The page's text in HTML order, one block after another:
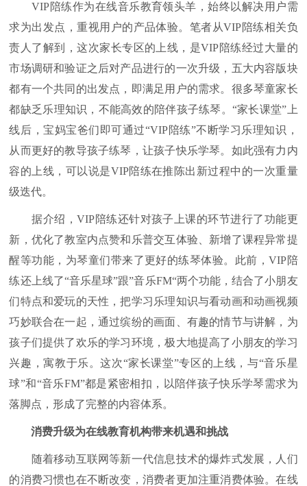
VIP陪练作为在线音乐教育领头羊，始终以解决用户需
求为出发点，重视用户的产品体验。笔者从VIP陪练相关负
责人了解到，这次家长专区的上线，是VIP陪练经过大量的
市场调研和验证之后对产品进行的一次升级，五大内容版块
都有一个共同的出发点，即满足用户的需求。很多琴童家长
都缺乏乐理知识，不能高效的陪伴孩子练琴。“家长课堂”上
线后，宝妈宝爸们即可通过“VIP陪练”不断学习乐理知识，
从而更好的教导孩子练琴，让孩子快乐学琴。如此强有力内
容的上线，可以说是VIP陪练在推陈出新过程中的一次重量
级迭代。
据介绍，VIP陪练还针对孩子上课的环节进行了功能更
新，优化了教室内点赞和乐普交互体验、新增了课程异常提
醒等功能，为琴童们带来了更好的练琴体验。此前，VIP陪
练还上线了“音乐星球”跟”音乐FM“两个功能，结合了小朋友
们特点和爱玩的天性，把学习乐理知识与看动画和动画视频
巧妙联合在一起，通过缤纷的画面、有趣的情节与讲解，为
孩子们提供了欢乐的学习环境，极大地提高了小朋友的学习
兴趣，寓教于乐。这次“家长课堂”专区的上线，与“音乐星
球”和“音乐FM”都是紧密相扣，以陪伴孩子快乐学琴需求为
落脚点，形成了完整的内容体系。
消费升级为在线教育机构带来机遇和挑战
随着移动互联网等新一代信息技术的爆炸式发展，人们
的消费习惯也在不断改变，消费者更加注重消费体验。在线